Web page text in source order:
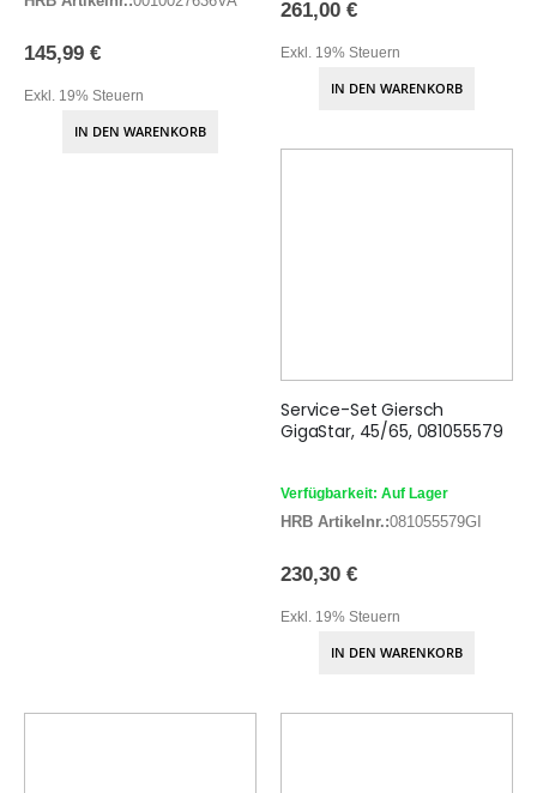
145,99 €
Exkl. 19% Steuern
IN DEN WARENKORB
261,00 €
Exkl. 19% Steuern
IN DEN WARENKORB
Service-Set Giersch
GigaStar, 45/65, 081055579
Verfügbarkeit: Auf Lager
HRB Artikelnr.:081055579GI
230,30 €
Exkl. 19% Steuern
IN DEN WARENKORB